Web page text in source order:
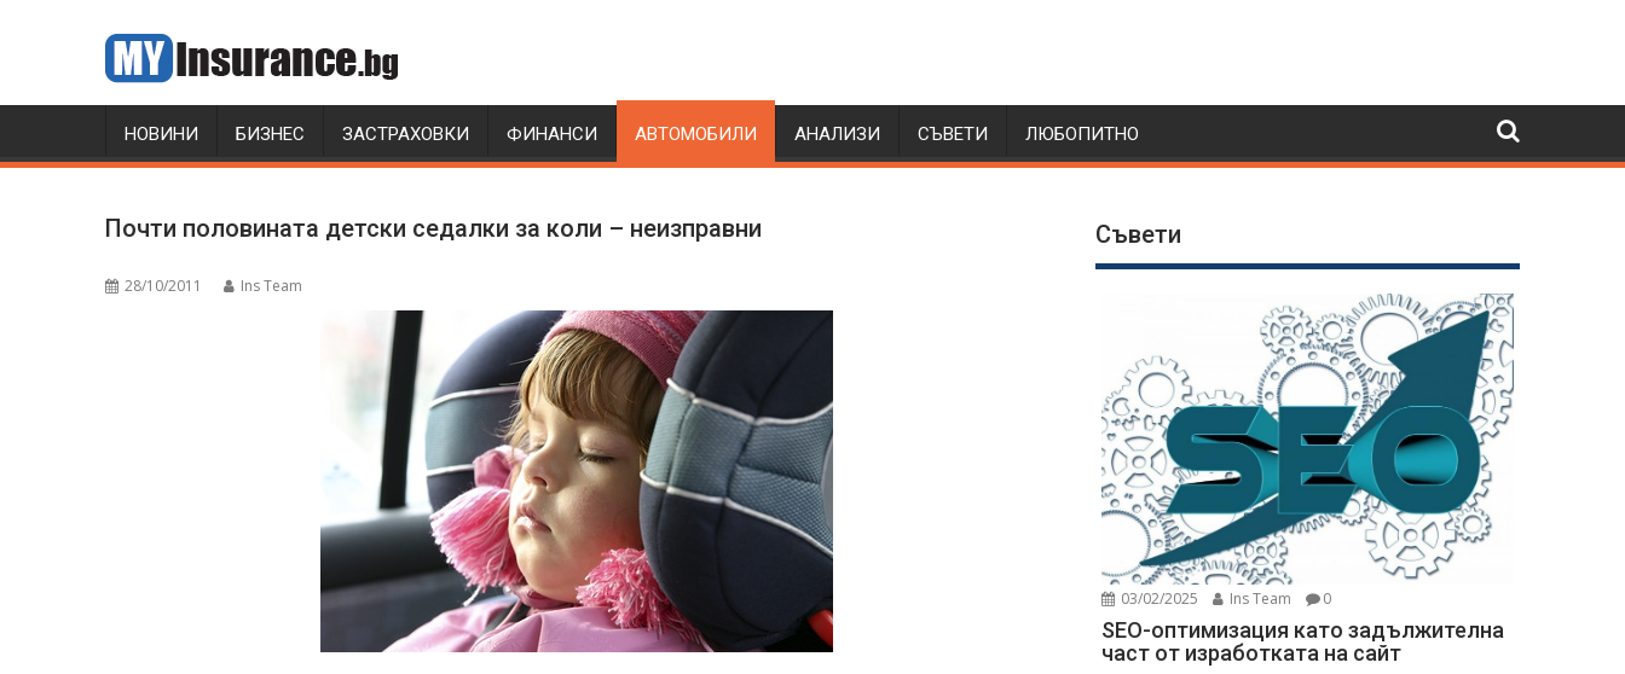
НОВИНИ БИЗНЕС ЗАСТРАХОВКИ ФИНАНСИ АВТОМОБИЛИ АНАЛИЗИ СЪВЕТИ ЛЮБОПИТНО
Почти половината детски седалки за коли – неизправни
28/10/2011 Ins Team
Съвети
03/02/2025 Ins Team 0
SEO-оптимизация като задължителна
част от изработката на сайт